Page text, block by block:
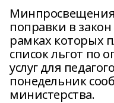
поправки в
рамках которых
список льгот по
услуг для
понедельник
министерства.